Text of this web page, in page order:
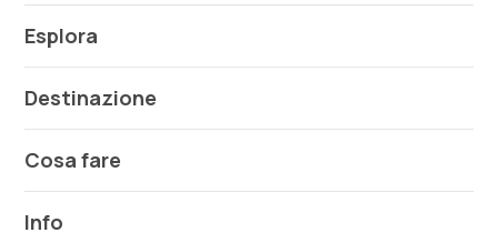
Esplora
Destinazione
Cosa fare
Info